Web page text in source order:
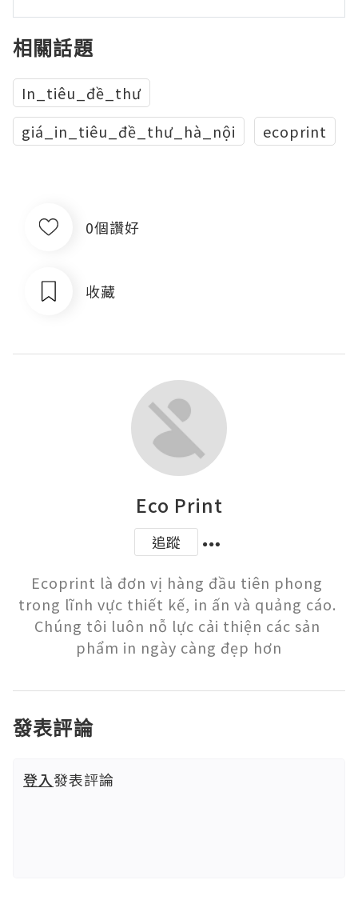
相關話題
In_tiêu_đề_thư
giá_in_tiêu_đề_thư_hà_nội
ecoprint
0個讚好
收藏
Eco Print
追蹤
Ecoprint là đơn vị hàng đầu tiên phong
trong lĩnh vực thiết kế, in ấn và quảng cáo.
Chúng tôi luôn nỗ lực cải thiện các sản
phẩm in ngày càng đẹp hơn
發表評論
登入發表評論